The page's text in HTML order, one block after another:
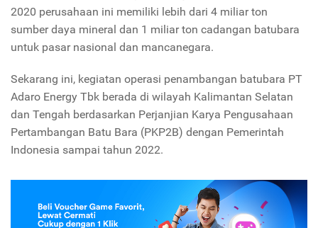
2020 perusahaan ini memiliki lebih dari 4 miliar ton
sumber daya mineral dan 1 miliar ton cadangan batubara
untuk pasar nasional dan mancanegara.
Sekarang ini, kegiatan operasi penambangan batubara PT
Adaro Energy Tbk berada di wilayah Kalimantan Selatan
dan Tengah berdasarkan Perjanjian Karya Pengusahaan
Pertambangan Batu Bara (PKP2B) dengan Pemerintah
Indonesia sampai tahun 2022.